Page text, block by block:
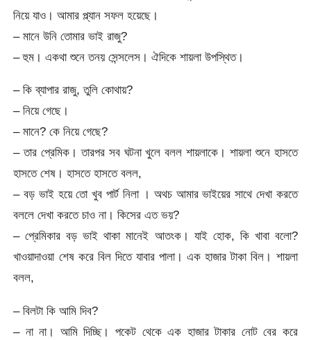
নিয়ে যাও। আমার প্ল্যান সফল হয়েছে।
– মানে উনি তোমার ভাই রাজু?
– হুম। একথা শুনে তনয় সেন্সলেস। ঐদিকে শায়লা উপস্থিত।
– কি ব্যাপার রাজু, তুলি কোথায়?
– নিয়ে গেছে।
– মানে? কে নিয়ে গেছে?
– তার প্রেমিক। তারপর সব ঘটনা খুলে বলল শায়লাকে। শায়লা শুনে হাসতে
হাসতে শেষ। হাসতে হাসতে বলল,
– বড় ভাই হয়ে তো খুব পার্ট নিলা । অথচ আমার ভাইয়ের সাথে দেখা করতে
বললে দেখা করতে চাও না। কিসের এত ভয়?
– প্রেমিকার বড় ভাই থাকা মানেই আতংক। যাই হোক, কি খাবা বলো?
খাওয়াদাওয়া শেষ করে বিল দিতে যাবার পালা। এক হাজার টাকা বিল। শায়লা
বলল,
– বিলটা কি আমি দিব?
– না না। আমি দিচ্ছি। পকেট থেকে এক হাজার টাকার নোট বের করে